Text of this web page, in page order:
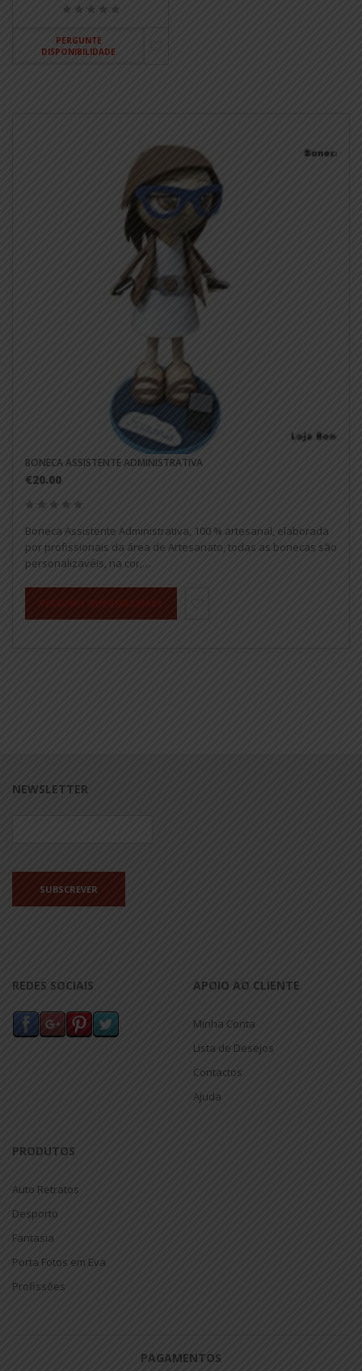
PERGUNTE
DISPONIBILIDADE
BONECA ASSISTENTE ADMINISTRATIVA
€20.00
Boneca Assistente Administrativa, 100 % artesanal, elaborada
por profissionais da área de Artesanato, todas as bonecas são
personalizavéis, na cor,…
PERGUNTE DISPONIBILIDADE
NEWSLETTER
REDES SOCIAIS APOIO AO CLIENTE
Minha Conta
Lista de Desejos
Contactos
Ajuda
PRODUTOS
Auto Retratos
Desporto
Fantasia
Porta Fotos em Eva
Profissões
PAGAMENTOS